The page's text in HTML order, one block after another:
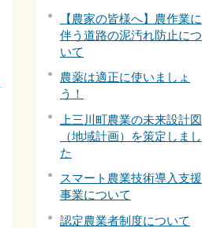
【農家の皆様へ】農作業に
伴う道路の泥汚れ防止につ
いて
農薬は適正に使いましょ
う！
上三川町農業の未来設計図
（地域計画）を策定しまし
た
スマート農業技術導入支援
事業について
認定農業者制度について